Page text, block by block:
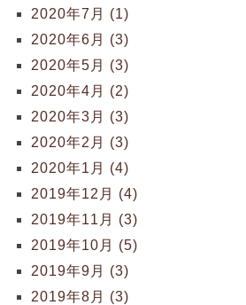
2020年7月 (1)
2020年6月 (3)
2020年5月 (3)
2020年4月 (2)
2020年3月 (3)
2020年2月 (3)
2020年1月 (4)
2019年12月 (4)
2019年11月 (3)
2019年10月 (5)
2019年9月 (3)
2019年8月 (3)